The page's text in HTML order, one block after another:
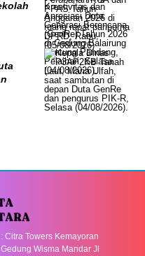
Citra Towers Kemayoran
Wisma Mandar Jl